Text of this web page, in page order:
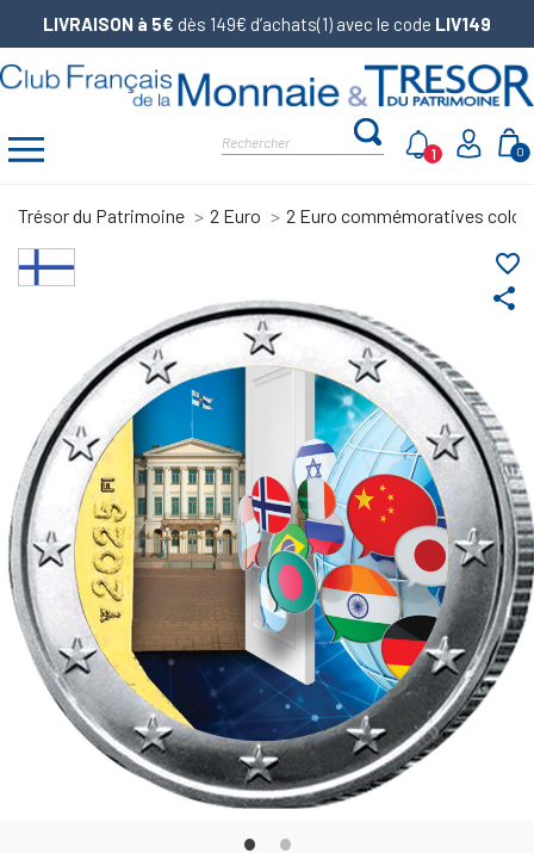
LIVRAISON à 5€ dès 149€ d’achats(1) avec le code LIV149
0
1
Trésor du Patrimoine 2 Euro 2 Euro commémoratives
share
favorite_border